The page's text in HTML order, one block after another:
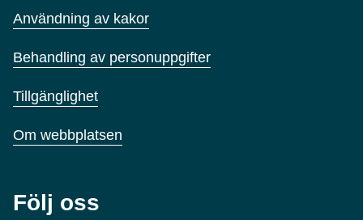
Användning av kakor
Behandling av personuppgifter
Tillgänglighet
Om webbplatsen
Följ oss